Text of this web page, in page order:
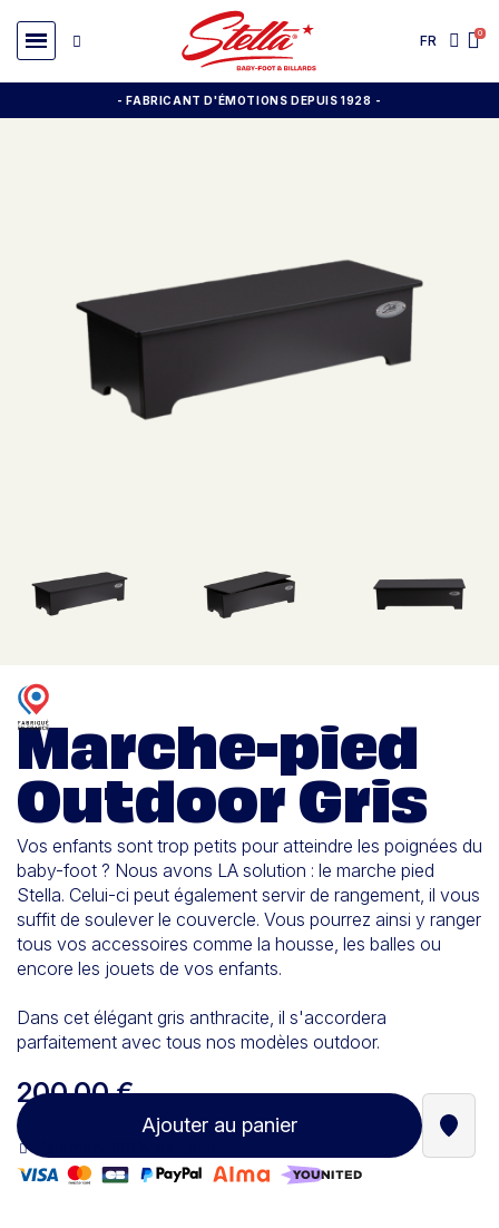
FR
- FABRICANT D'ÉMOTIONS DEPUIS 1928 -
Marche-pied
Outdoor Gris
Vos enfants sont trop petits pour atteindre les poignées du
baby-foot ? Nous avons LA solution : le marche pied
Stella. Celui-ci peut également servir de rangement, il vous
suffit de soulever le couvercle. Vous pourrez ainsi y ranger
tous vos accessoires comme la housse, les balles ou
encore les jouets de vos enfants.
Dans cet élégant gris anthracite, il s'accordera
parfaitement avec tous nos modèles outdoor.
200,00 €
Ajouter au panier